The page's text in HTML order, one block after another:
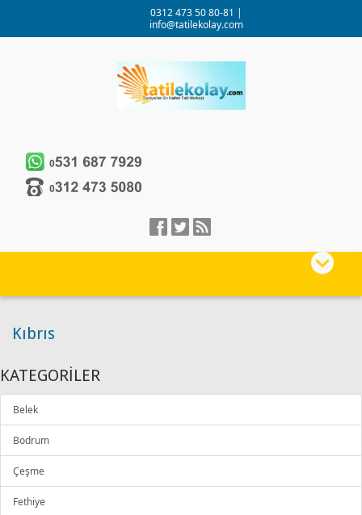
0312 473 50 80-81 |
info@tatilekolay.com
Kıbrıs
KATEGORİLER
Belek
Bodrum
Çeşme
Fethiye